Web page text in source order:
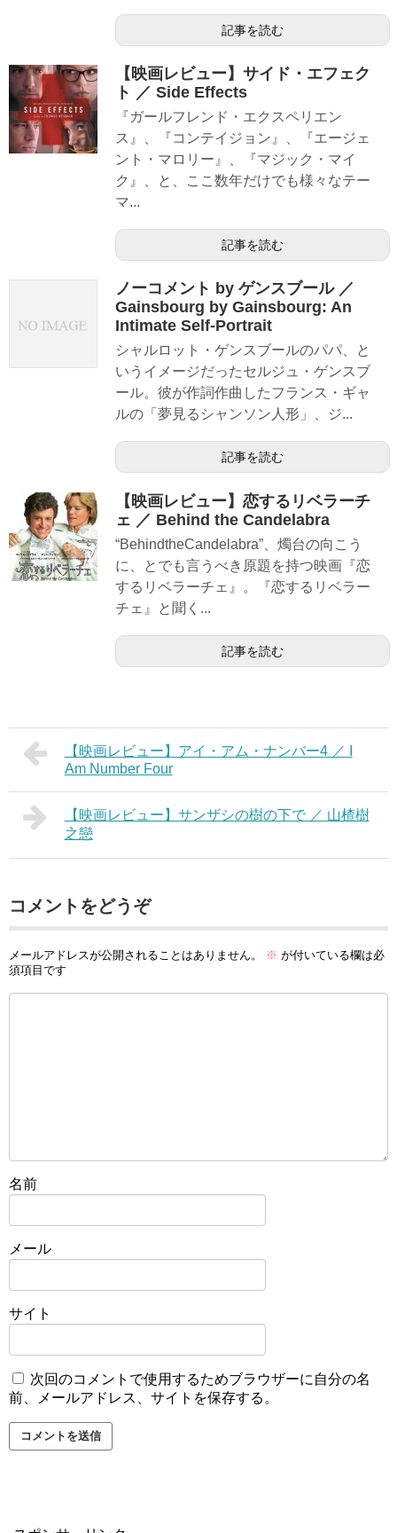
記事を読む
【映画レビュー】サイド・エフェク
ト ／ Side Effects
『ガールフレンド・エクスペリエン
ス』、『コンテイジョン』、『エージェ
ント・マロリー』、『マジック・マイ
ク』、と、ここ数年だけでも様々なテー
マ...
記事を読む
ノーコメント by ゲンスブール ／
Gainsbourg by Gainsbourg: An
Intimate Self-Portrait
シャルロット・ゲンスブールのパパ、と
いうイメージだったセルジュ・ゲンスブ
ール。彼が作詞作曲したフランス・ギャ
ルの「夢見るシャンソン人形」、ジ...
記事を読む
【映画レビュー】恋するリベラーチ
ェ ／ Behind the Candelabra
“BehindtheCandelabra”、燭台の向こう
に、とでも言うべき原題を持つ映画『恋
するリベラーチェ』。『恋するリベラー
チェ』と聞く...
記事を読む
【映画レビュー】アイ・アム・ナンバー4 ／ I
Am Number Four
【映画レビュー】サンザシの樹の下で ／ 山楂樹
之戀
コメントをどうぞ
メールアドレスが公開されることはありません。 ※ が付いている欄は必
須項目です
名前
メール
サイト
次回のコメントで使用するためブラウザーに自分の名
前、メールアドレス、サイトを保存する。